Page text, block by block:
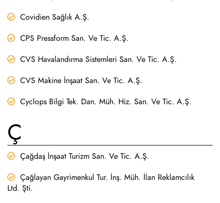
Covidien Sağlık A.Ş.
CPS Pressform San. Ve Tic. A.Ş.
CVS Havalandırma Sistemleri San. Ve Tic. A.Ş.
CVS Makine İnşaat San. Ve Tic. A.Ş.
Cyclops Bilgi Tek. Dan. Müh. Hiz. San. Ve Tic. A.Ş.
Ç
Çağdaş İnşaat Turizm San. Ve Tic. A.Ş.
Çağlayan Gayrimenkul Tur. İnş. Müh. İlan Reklamcılık
Ltd. Şti.